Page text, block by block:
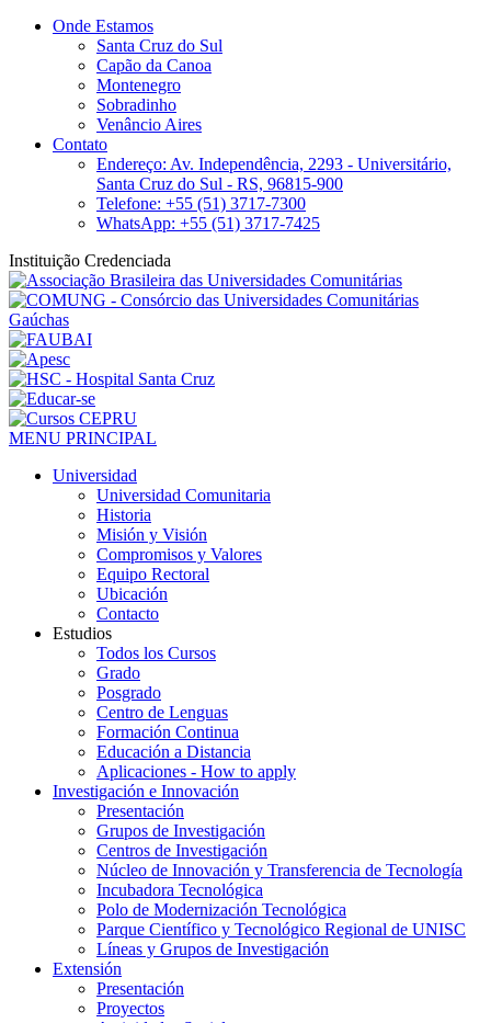
Onde Estamos
Santa Cruz do Sul
Capão da Canoa
Montenegro
Sobradinho
Venâncio Aires
Contato
Endereço: Av. Independência, 2293 - Universitário,
Santa Cruz do Sul - RS, 96815-900
Telefone: +55 (51) 3717-7300
WhatsApp: +55 (51) 3717-7425
Instituição Credenciada
MENU PRINCIPAL
Universidad
Universidad Comunitaria
Historia
Misión y Visión
Compromisos y Valores
Equipo Rectoral
Ubicación
Contacto
Estudios
Todos los Cursos
Grado
Posgrado
Centro de Lenguas
Formación Continua
Educación a Distancia
Aplicaciones - How to apply
Investigación e Innovación
Presentación
Grupos de Investigación
Centros de Investigación
Núcleo de Innovación y Transferencia de Tecnología
Incubadora Tecnológica
Polo de Modernización Tecnológica
Parque Científico y Tecnológico Regional de UNISC
Líneas y Grupos de Investigación
Extensión
Presentación
Proyectos